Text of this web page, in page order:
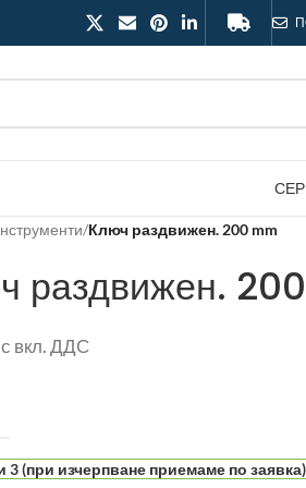
/Ключ раздвижен. 200 mm
раздвижен.
с вкл. ДДС
3 (при изчерпване приемаме по заявка)